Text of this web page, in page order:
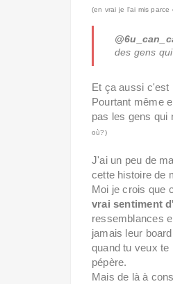
(en vrai je l'ai mis
des gens
Et ça aussi c'est
Pourtant même
pas les gens qui
où?)
J'ai un peu de
cette histoire de
Moi je crois que
vrai sentiment
ressemblances
jamais leur
quand tu veux te
pépère.
Mais de là à